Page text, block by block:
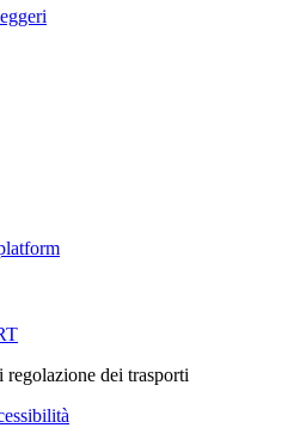
dei trasporti